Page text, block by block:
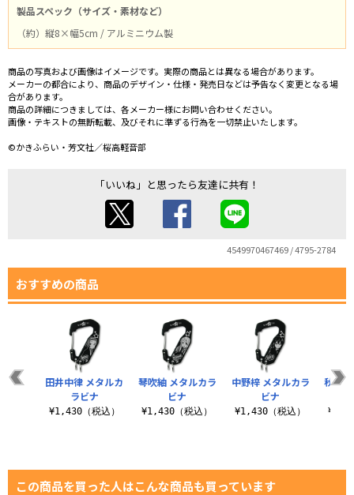
製品スペック（サイズ・素材など）
（約）縦8×幅5cm / アルミニウム製
商品の写真および画像はイメージです。実際の商品とは異なる場合があります。
メーカーの都合により、商品のデザイン・仕様・発売日などは予告なく変更となる場
合があります。
商品の詳細につきましては、各メーカー様にお問い合わせください。
画像・テキストの無断転載、及びそれに準ずる行為を一切禁止いたします。
©かきふらい・芳文社／桜高軽音部
「いいね」と思ったら友達に共有！
4549970467469 / 4795-2784
おすすめの商品
琴吹紬 メタルカラ
ビナ
¥1,430（税込）
中野梓 メタルカラ
ビナ
¥1,430（税込）
秋山
田井中律 メタルカ
ラビナ
¥1,430（税込）
この商品を買った人はこんな商品も買っています